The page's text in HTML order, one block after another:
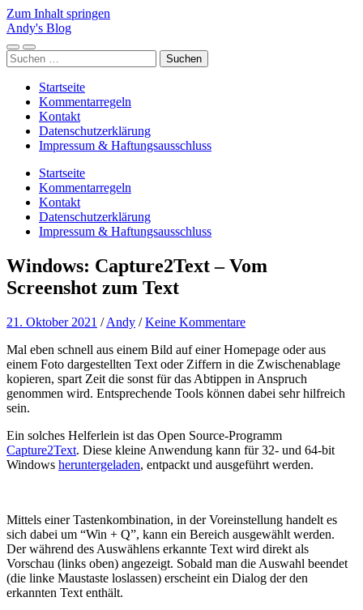
Zum Inhalt springen
Andy's Blog
Mobile-
Menü
Suchfeld
ein-/ausblenden
Suchen
nach:
Startseite
Kommentarregeln
Kontakt
Datenschutzerklärung
Impressum & Haftungsausschluss
Startseite
Kommentarregeln
Kontakt
Datenschutzerklärung
Impressum & Haftungsausschluss
Windows: Capture2Text – Vom
Screenshot zum Text
21. Oktober 2021 /Andy /Keine Kommentare
Mal eben schnell aus einem Bild auf einer Homepage oder aus
einem Foto dargestellten Text oder Ziffern in die Zwischenablage
kopieren, spart Zeit die sonst für das Abtippen in Anspruch
genommen wird. Entsprechende Tools können dabei sehr hilfreich
sein.
Ein solches Helferlein ist das Open Source-Programm
Capture2Text. Diese kleine Anwendung kann für 32- und 64-bit
Windows heruntergeladen, entpackt und ausgeführt werden.
Mittels einer Tastenkombination, in der Voreinstellung handelt es
sich dabei um “Win + Q”, kann ein Bereich ausgewählt werden.
Der während des Auswählens erkannte Text wird direkt als
Vorschau (links oben) angezeigt. Sobald man die Auswahl beendet
(die linke Maustaste loslassen) erscheint ein Dialog der den
erkannten Text enthält.